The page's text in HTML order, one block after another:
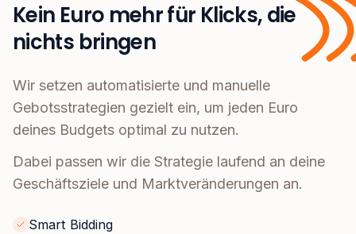
Kein Euro mehr für Klicks, die
nichts bringen
Wir setzen automatisierte und manuelle
Gebotsstrategien gezielt ein, um jeden Euro
deines Budgets optimal zu nutzen.
Dabei passen wir die Strategie laufend an deine
Geschäftsziele und Marktveränderungen an.
Smart Bidding